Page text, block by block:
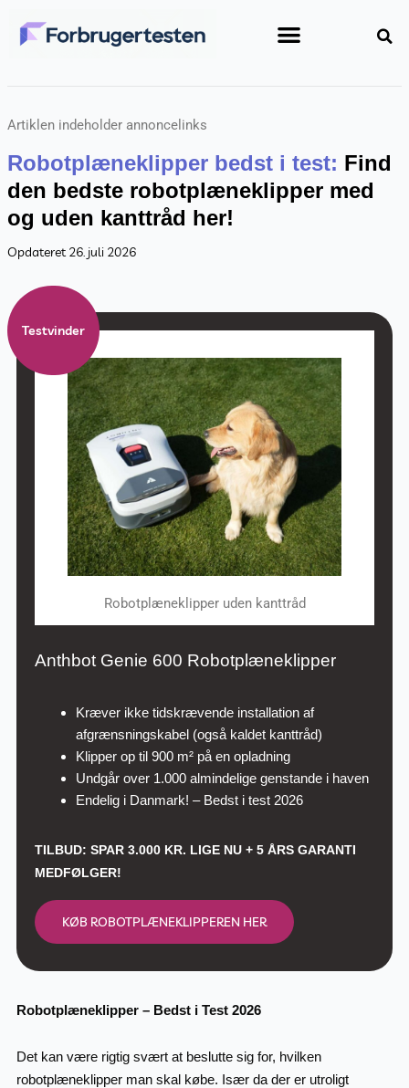
Artiklen indeholder annoncelinks
Robotplæneklipper bedst i test: Find
den bedste robotplæneklipper med
og uden kanttråd her!
Opdateret 26. juli 2026
Testvinder
Robotplæneklipper uden kanttråd
Anthbot Genie 600 Robotplæneklipper
Kræver ikke tidskrævende installation af
afgrænsningskabel (også kaldet kanttråd)
Klipper op til 900 m² på en opladning
Undgår over 1.000 almindelige genstande i haven
Endelig i Danmark! – Bedst i test 2026
TILBUD: SPAR 3.000 KR. LIGE NU + 5 ÅRS GARANTI
MEDFØLGER!
KØB ROBOTPLÆNEKLIPPEREN HER
Robotplæneklipper – Bedst i Test 2026
Det kan være rigtig svært at beslutte sig for, hvilken
robotplæneklipper man skal købe. Især da der er utroligt